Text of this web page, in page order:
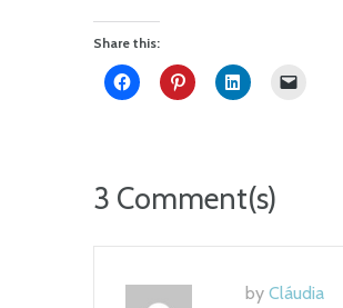
Share this:
3 Comment(s)
by Cláudia